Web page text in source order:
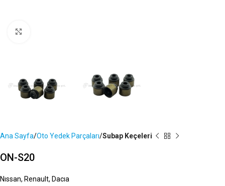
Ana Sayfa Oto Yedek Parçaları Subap Keçeleri
ON-S20
Nıssan, Renault, Dacıa